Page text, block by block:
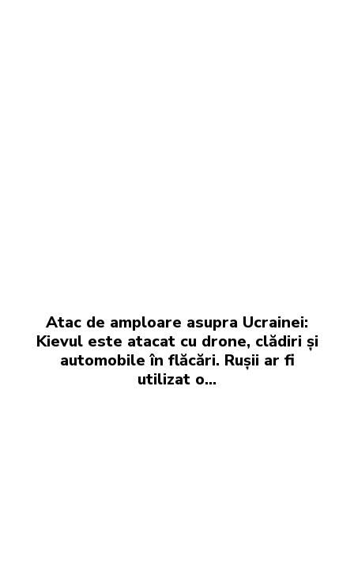
Atac de amploare asupra Ucrainei:
Kievul este atacat cu drone, clădiri și
automobile în flăcări. Rușii ar fi
utilizat o…